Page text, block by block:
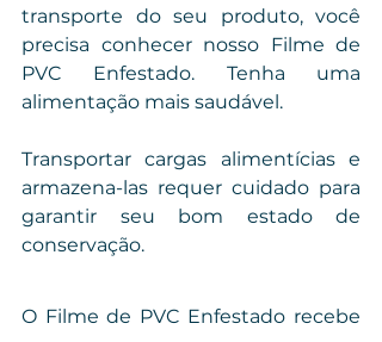
transporte do seu produto, você
precisa conhecer nosso Filme de
PVC Enfestado. Tenha uma
alimentação mais saudável.
Transportar cargas alimentícias e
armazena-las requer cuidado para
garantir seu bom estado de
conservação.
O Filme de PVC Enfestado recebe